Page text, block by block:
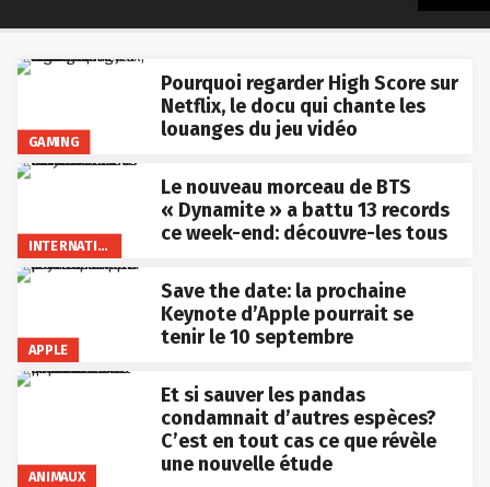
GAMING
Pourquoi regarder High Score sur
Netflix, le docu qui chante les
louanges du jeu vidéo
INTERNATIONAL
Le nouveau morceau de BTS
« Dynamite » a battu 13 records
ce week-end: découvre-les tous
APPLE
Save the date: la prochaine
Keynote d’Apple pourrait se
tenir le 10 septembre
ANIMAUX
Et si sauver les pandas
condamnait d’autres espèces?
C’est en tout cas ce que révèle
une nouvelle étude